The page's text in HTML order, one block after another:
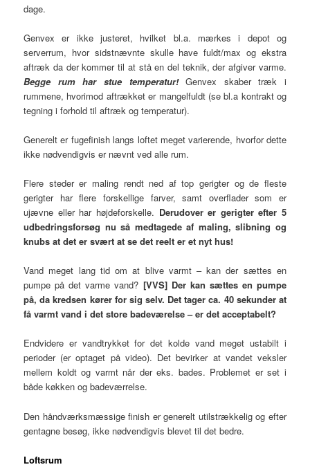
dage.
Genvex er ikke justeret, hvilket bl.a. mærkes i depot og
serverrum, hvor sidstnævnte skulle have fuldt/max og ekstra
aftræk da der kommer til at stå en del teknik, der afgiver varme.
Begge rum har stue temperatur!Genvex skaber træk i
rummene, hvorimod aftrækket er mangelfuldt (se bl.a kontrakt og
tegning i forhold til aftræk og temperatur).
Generelt er fugefinish langs loftet meget varierende, hvorfor dette
ikke nødvendigvis er nævnt ved alle rum.
Flere steder er maling rendt ned af top gerigter og de fleste
gerigter har flere forskellige farver, samt overflader som er
ujævne eller har højdeforskelle. Derudover er gerigter efter 5
udbedringsforsøg nu så medtagede af maling, slibning og
knubs at det er svært at se det reelt er et nyt hus!
Vand meget lang tid om at blive varmt – kan der sættes en
pumpe på det varme vand? [VVS] Der kan sættes en pumpe
på, da kredsen kører for sig selv. Det tager ca. 40 sekunder at
få varmt vand i det store badeværelse – er det acceptabelt?
Endvidere er vandtrykket for det kolde vand meget ustabilt i
perioder (er optaget på video). Det bevirker at vandet veksler
mellem koldt og varmt når der eks. bades. Problemet er set i
både køkken og badeværrelse.
Den håndværksmæssige finish er generelt utilstrækkelig og efter
gentagne besøg, ikke nødvendigvis blevet til det bedre.
Loftsrum